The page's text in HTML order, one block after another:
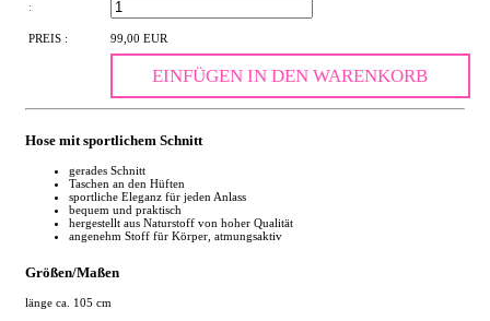
:
PREIS : 99,00 EUR
EINFÜGEN IN DEN WARENKORB
Hose mit sportlichem Schnitt
gerades Schnitt
Taschen an den Hüften
sportliche Eleganz für jeden Anlass
bequem und praktisch
hergestellt aus Naturstoff von hoher Qualität
angenehm Stoff für Körper, atmungsaktiv
Größen/Maßen
länge ca. 105 cm